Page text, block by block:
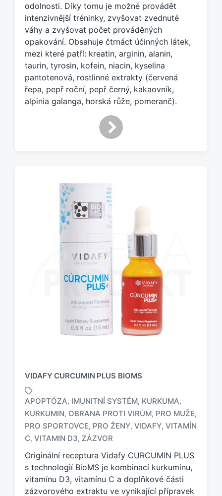
t
a
g
e
m
:
odolnosti. Díky tomu je možné provádět
intenzivnější tréninky, zvyšovat zvednuté
váhy a zvyšovat počet prováděných
opakování. Obsahuje čtrnáct účinných látek,
mezi které patří: kreatin, arginin, alanin,
taurin, tyrosin, kofein, niacin, kyselina
pantotenová, rostlinné extrakty (červená
řepa, pepř roční, pepř černý, kakaovník,
alpinia galanga, horská růže, pomeranč).
VIDAFY CURCUMIN PLUS BIOMS
z
n
a
e
n
o
APOPTÓZA, IMUNITNÍ SYSTÉM, KURKUMA,
KURKUMIN, OBRANA PROTI VIRŮM, PRO MUŽE,
PRO SPORTOVCE, PRO ŽENY, VIDAFY, VITAMÍN
C, VITAMIN D3, ZÁZVOR
Originální receptura Vidafy CURCUMIN PLUS
s technologií BioMS je kombinací kurkuminu,
vitamínu D3, vitamínu C a doplňkové části
zázvorového extraktu ve vynikající přípravek